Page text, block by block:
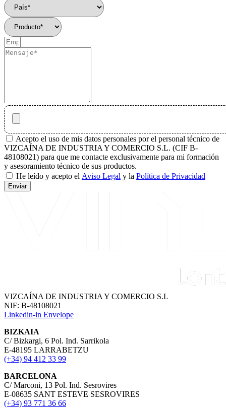
Acepto el uso de mis datos personales por el personal técnico de
VIZCAÍNA DE INDUSTRIA Y COMERCIO S.L. (CIF B-
48108021) para que me contacte exclusivamente para mi formación
y asesoramiento técnico de sus productos.
He leído y acepto el Aviso Legal y la Política de Privacidad
Enviar
VIZCAÍNA DE INDUSTRIA Y COMERCIO S.L
NIF: B-48108021
Linkedin-in Envelope
BIZKAIA
C/ Bizkargi, 6 Pol. Ind. Sarrikola
E-48195 LARRABETZU
(+34) 94 412 33 99
BARCELONA
C/ Marconi, 13 Pol. Ind. Sesrovires
E-08635 SANT ESTEVE SESROVIRES
(+34) 93 771 36 66